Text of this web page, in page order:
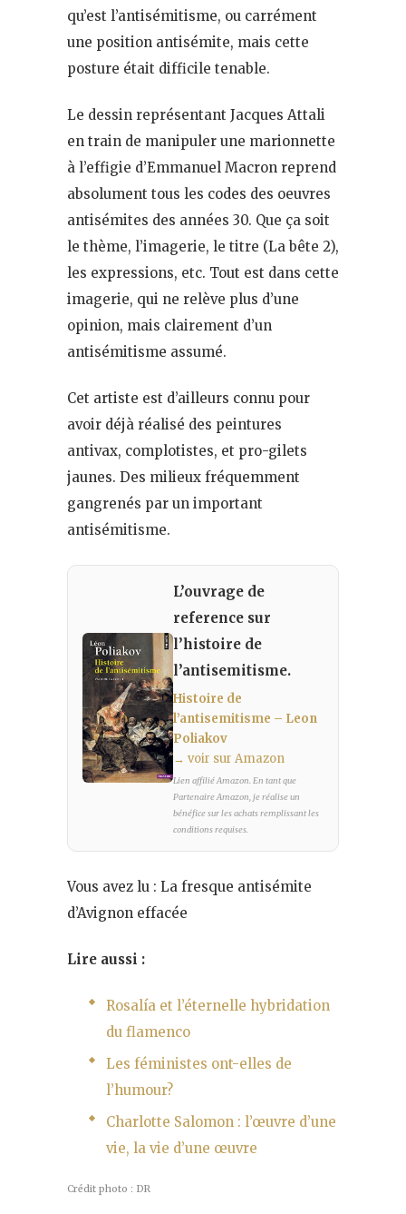
qu’est l’antisémitisme, ou carrément
une position antisémite, mais cette
posture était difficile tenable.
Le dessin représentant Jacques Attali
en train de manipuler une marionnette
à l’effigie d’Emmanuel Macron reprend
absolument tous les codes des oeuvres
antisémites des années 30. Que ça soit
le thème, l’imagerie, le titre (La bête 2),
les expressions, etc. Tout est dans cette
imagerie, qui ne relève plus d’une
opinion, mais clairement d’un
antisémitisme assumé.
Cet artiste est d’ailleurs connu pour
avoir déjà réalisé des peintures
antivax, complotistes, et pro-gilets
jaunes. Des milieux fréquemment
gangrenés par un important
antisémitisme.
L’ouvrage de
reference sur
l’histoire de
l’antisemitisme.
Histoire de
l’antisemitisme – Leon
Poliakov
→ voir sur Amazon
Lien affilié Amazon. En tant que
Partenaire Amazon, je réalise un
bénéfice sur les achats remplissant les
conditions requises.
Vous avez lu : La fresque antisémite
d’Avignon effacée
Lire aussi :
Rosalía et l’éternelle hybridation
du flamenco
Les féministes ont-elles de
l’humour?
Charlotte Salomon : l’œuvre d’une
vie, la vie d’une œuvre
Crédit photo : DR